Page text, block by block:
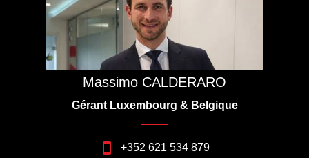
Massimo CALDERARO
Gérant Luxembourg & Belgique
+352 621 534 879